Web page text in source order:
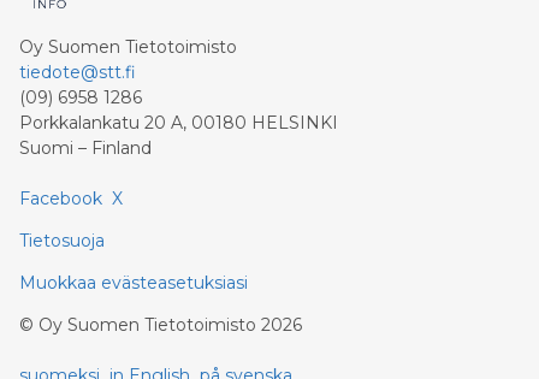
Oy Suomen Tietotoimisto
tiedote@stt.fi
(09) 6958 1286
Porkkalankatu 20 A, 00180 HELSINKI
Suomi – Finland
Facebook X
Tietosuoja
Muokkaa evästeasetuksiasi
© Oy Suomen Tietotoimisto 2026